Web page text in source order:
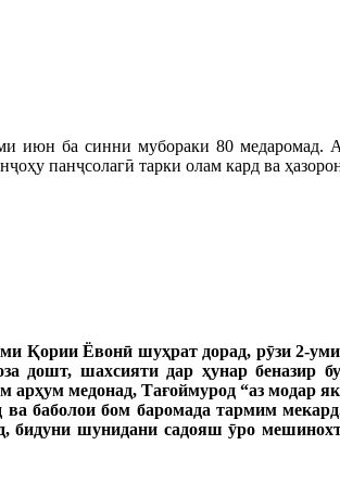
июн ба синни мубораки 80
панҷсолагӣ тарки олам кард ва
Қории Ёвонӣ шуҳрат дорад, рӯзи 2-
дошт, шахсияти дар ҳунар беназир
арҳум медонад, Тағоймурод “аз модар як
ва баболои бом баромада тармим мекард
бидуни шунидани садояш ӯро мешинохт